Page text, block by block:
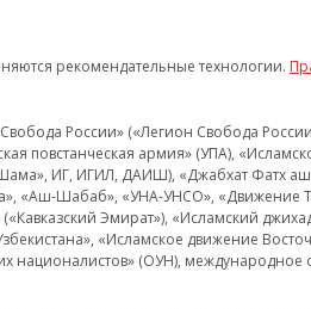
рекомендательные технологии.
России» («Легион Свобода
повстанческая армия» (УПА),
ИГ, ИГИЛ, ДАИШ), «Джабхат Фатх
«Аш-Шабаб», «УНА-УНСО», «Движение
(«Кавказский Эмират»), «Исламский
«Исламское движение
националистов» (ОУН),